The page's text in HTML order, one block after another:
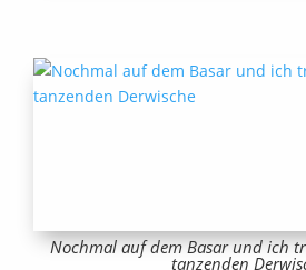
Nochmal auf dem Basar und ich
tanzenden